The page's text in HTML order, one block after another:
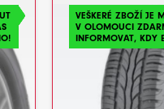
VEŠKERÉ ZBOŽÍ JE
V OLOMOUCI
INFORMOVAT, KDY